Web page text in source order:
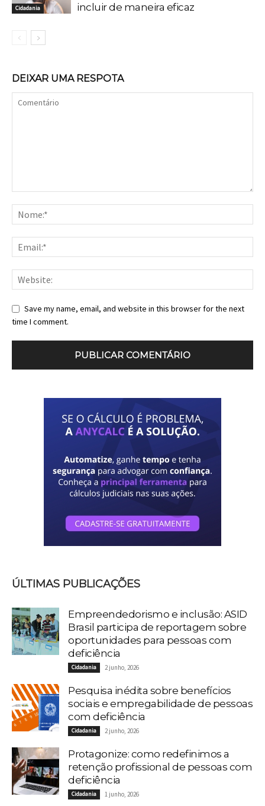
Cidadania
incluir de maneira eficaz
DEIXAR UMA RESPOTA
Save my name, email, and website in this browser for the next
time I comment.
ÚLTIMAS PUBLICAÇÕES
Empreendedorismo e inclusão: ASID
Brasil participa de reportagem sobre
oportunidades para pessoas com
deficiência
Cidadania 2 junho, 2026
Pesquisa inédita sobre benefícios
sociais e empregabilidade de pessoas
com deficiência
Cidadania 2 junho, 2026
Protagonize: como redefinimos a
retenção profissional de pessoas com
deficiência
Cidadania 1 junho, 2026